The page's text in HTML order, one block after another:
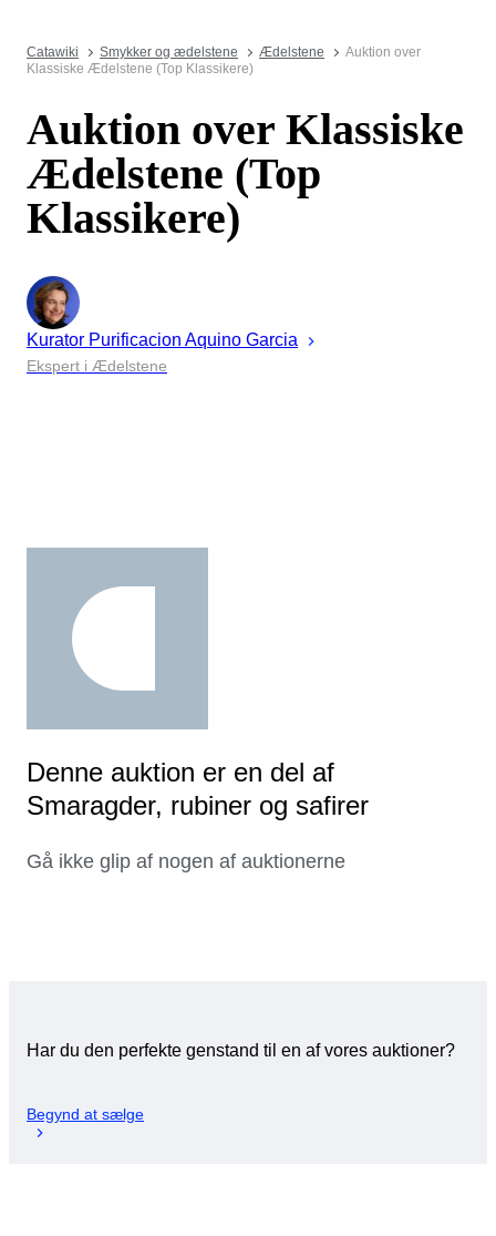
Catawiki Smykker og ædelstene Ædelstene
Auktion over
Klassiske Ædelstene (Top Klassikere)
Auktion over Klassiske
Ædelstene (Top
Klassikere)
Kurator Purificacion Aquino Garcia
Ekspert i Ædelstene
Denne auktion er en del af
Smaragder, rubiner og safirer
Gå ikke glip af nogen af auktionerne
Har du den perfekte genstand til en af vores auktioner?
Begynd at sælge